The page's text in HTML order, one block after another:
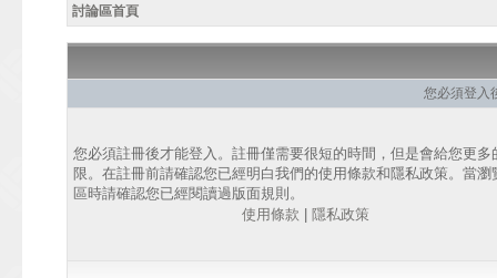
討論區首頁
您必須登入
您必須註冊後才能登入。註冊僅需要很短的時間，但是會給您更多
限。在註冊前請確認您已經明白我們的使用條款和隱私政策。當瀏
區時請確認您已經閱讀過版面規則。
使用條款
隱私政策